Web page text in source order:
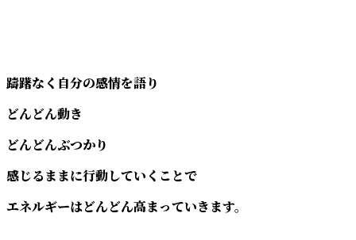
躊躇なく自分の感情を語り
どんどん動き
どんどんぶつかり
感じるままに行動していくことで
エネルギーはどんどん高まっていきます。